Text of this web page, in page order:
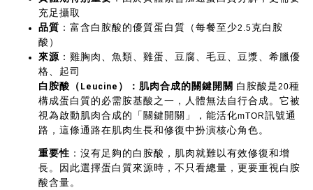
充足攝取
品質 ：富含白胺酸的優質蛋白質（每餐至少2.5克白胺
酸）
來源 ：雞胸肉、魚類、雞蛋、豆腐、毛豆、豆漿、希臘優
格、起司
白胺酸（ Leucine ）：肌肉合成的關鍵開關 白胺酸是20種
構成蛋白質的必需胺基酸之一，人體無法自行合成。它被
視為啟動肌肉合成的「關鍵開關」，能活化mTOR訊號通
路，這條通路在肌肉生長和修復中扮演核心角色。
重要性 ：沒有足夠的白胺酸，肌肉就難以有效修復和增
長。因此選擇蛋白質來源時，不只看總量，更要重視白胺
酸含量。